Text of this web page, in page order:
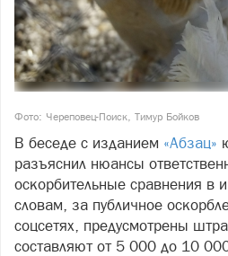
Фото: Череповец-Поиск, Тимур Бойков
В беседе с изданием «Абзац»
разъяснил нюансы
оскорбительные сравнения в
словам, за публичное
соцсетях, предусмотрены
составляют от 5 000 до 10